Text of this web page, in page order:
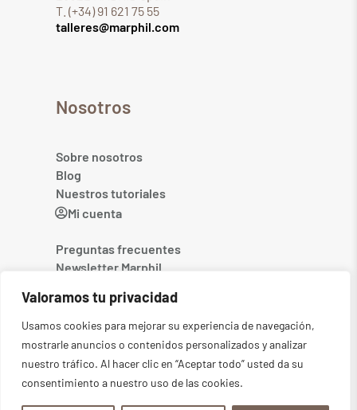
Valoramos tu privacidad
Usamos cookies para mejorar su experiencia de navegación,
mostrarle anuncios o contenidos personalizados y analizar
nuestro tráfico. Al hacer clic en “Aceptar todo” usted da su
consentimiento a nuestro uso de las cookies.
T. (+34) 91 621 75 55
talleres@marphil.com
Nosotros
Sobre nosotros
Blog
Nuestros tutoriales
Mi cuenta
Preguntas frecuentes
Newsletter Marphil
©2026MARPHIL. Todos los derechos reservados